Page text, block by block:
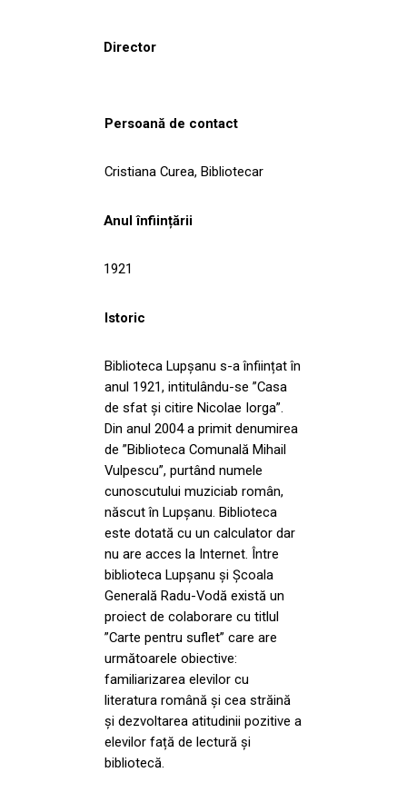
Director
Persoană de contact
Cristiana Curea, Bibliotecar
Anul înființării
1921
Istoric
Biblioteca Lupșanu s-a înființat în
anul 1921, intitulându-se ”Casa
de sfat și citire Nicolae Iorga”.
Din anul 2004 a primit denumirea
de ”Biblioteca Comunală Mihail
Vulpescu”, purtând numele
cunoscutului muziciab român,
născut în Lupșanu. Biblioteca
este dotată cu un calculator dar
nu are acces la Internet. Între
biblioteca Lupșanu și Școala
Generală Radu-Vodă există un
proiect de colaborare cu titlul
”Carte pentru suflet” care are
următoarele obiective:
familiarizarea elevilor cu
literatura română și cea străină
și dezvoltarea atitudinii pozitive a
elevilor față de lectură și
bibliotecă.